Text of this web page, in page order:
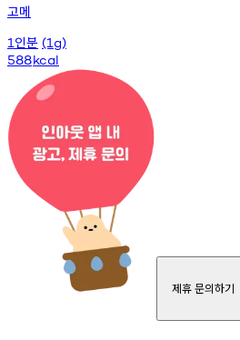
고메
1 인분 (1g)
588kcal
제휴 문의하기